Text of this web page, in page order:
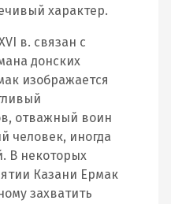
характер.
в. связан с
донских
изображается
отважный воин
человек, иногда
В некоторых
Казани Ермак
захватить